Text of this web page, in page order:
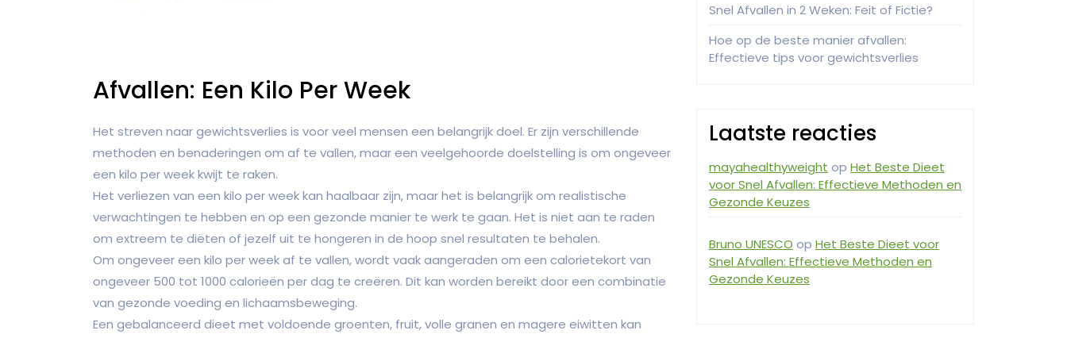
Afvallen: Een Kilo Per Week
Het streven naar gewichtsverlies is voor veel mensen een belangrijk doel. Er zijn verschillende
methoden en benaderingen om af te vallen, maar een veelgehoorde doelstelling is om ongeveer
een kilo per week kwijt te raken.
Het verliezen van een kilo per week kan haalbaar zijn, maar het is belangrijk om realistische
verwachtingen te hebben en op een gezonde manier te werk te gaan. Het is niet aan te raden
om extreem te diëten of jezelf uit te hongeren in de hoop snel resultaten te behalen.
Om ongeveer een kilo per week af te vallen, wordt vaak aangeraden om een calorietekort van
ongeveer 500 tot 1000 calorieën per dag te creëren. Dit kan worden bereikt door een combinatie
van gezonde voeding en lichaamsbeweging.
Een gebalanceerd dieet met voldoende groenten, fruit, volle granen en magere eiwitten kan
Snel Afvallen in 2 Weken: Feit of Fictie?
Hoe op de beste manier afvallen:
Effectieve tips voor gewichtsverlies
Laatste reacties
mayahealthyweight op Het Beste Dieet
voor Snel Afvallen: Effectieve Methoden en
Gezonde Keuzes
Bruno UNESCO op Het Beste Dieet voor
Snel Afvallen: Effectieve Methoden en
Gezonde Keuzes